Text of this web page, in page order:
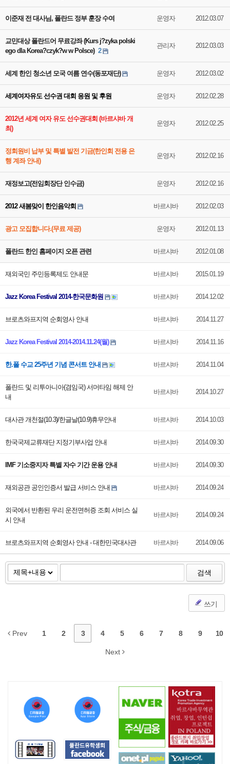
이준재 전 대사님, 폴란드 정부 훈장 수여 운영자 2012.03.07
교민대상 폴란드어 무료강좌 (Kurs j?zyka polski
ego dla Korea?czyk?w w Polsce) 2
관리자 2012.03.03
세계 한인 청소년 모국 여름 연수(동포재단) 운영자 2012.03.02
세계여자유도 선수권 대회 응원 및 후원 운영자 2012.02.28
2012년 세계 여자 유도 선수권대회 (바르샤바 개
최)
운영자 2012.02.25
정회원비 납부 및 특별 발전 기금(한인회 전용 은
행 계좌 안내)
운영자 2012.02.16
재정보고(전임회장단 인수금) 운영자 2012.02.16
2012 새봄맞이 한인음악회 바르샤바 2012.02.03
광고 모집합니다.(무료 제공) 운영자 2012.01.13
폴란드 한인 홈페이지 오픈 관련 바르샤바 2012.01.08
재외국민 주민등록제도 안내문 바르샤바 2015.01.19
Jazz Korea Festival 2014-한국문화원 바르샤바 2014.12.02
브로츠와프지역 순회영사 안내 바르샤바 2014.11.27
Jazz Korea Festival 2014-2014.11.24(월) 바르샤바 2014.11.16
한.폴 수교 25주년 기념 콘서트 안내 바르샤바 2014.11.04
폴란드 및 리투아니아(겸임국) 서머타임 해제 안
내
바르샤바 2014.10.27
대사관 개천절(10.3)/한글날(10.9)휴무안내 바르샤바 2014.10.03
한국국제교류재단 지정기부사업 안내 바르샤바 2014.09.30
IMF 기소중지자 특별 자수 기간 운용 안내 바르샤바 2014.09.30
재외공관 공인인증서 발급 서비스 안내 바르샤바 2014.09.24
외국에서 반환된 우리 운전면허증 조회 서비스 실
시 안내
바르샤바 2014.09.24
브로츠와프지역 순회영사 안내 - 대한민국대사관 바르샤바 2014.09.06
검색
쓰기
Prev 1 2 3 4 5 6 7 8 9 10
Next